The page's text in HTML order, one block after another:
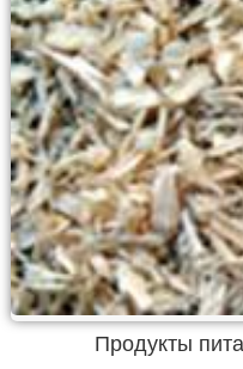
Продукты